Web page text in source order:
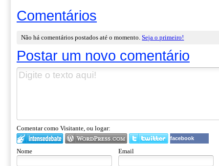
Comentários
Não há comentários postados até o momento.Seja o primeiro!
Postar um novo comentário
Comentar como Visitante, ou logar:
facebook
Nome Email